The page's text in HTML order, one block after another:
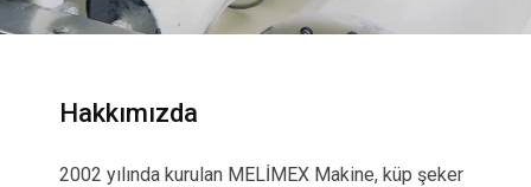
Hakkımızda
2002 yılında kurulan MELİMEX Makine, küp şeker